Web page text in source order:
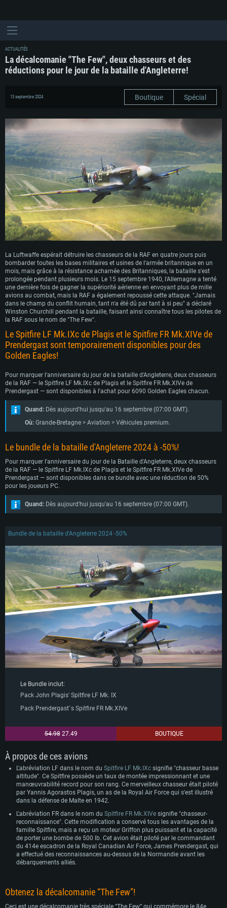
CONFIGURATION SYSTÈME REQUISE
Pour PC
Pour MAC
Pour Linux
Minimum
OS: Windows 10 (64 bit)
Carte graphique supportant DirectX 11: AMD Radeon 77XX / NVIDIA
GeForce GTX 660. La résolution minimale supportée par le jeu est de 720p
Minimum
OS: Mac OS Big Sur 11.0 ou plus récent
Mémoire: 6 GB
Carte graphique: Intel Iris Pro 5200 (Mac), ou analogue AMD/Nvidia. La
Minimum
OS: Les configurations Linux 64 bits les plus modernes
Carte graphique: NVIDIA 660 avec les derniers drivers (moins de 6 mois) /
de même pour AMD (La résolution minimale supportée par le jeu est de
ACTUALITÉS
La décalcomanie "The Few", deux chasseurs et des
réductions pour le jour de la bataille d'Angleterre!
13 septembre 2024 Boutique Spécial
La Luftwaffe espérait détruire les chasseurs de la RAF en quatre jours puis
bombarder toutes les bases militaires et usines de l'armée britannique en un
mois, mais grâce à la résistance acharnée des Britanniques, la bataille s'est
prolongée pendant plusieurs mois. Le 15 septembre 1940, l'Allemagne a tenté
une dernière fois de gagner la supériorité aérienne en envoyant plus de mille
avions au combat, mais la RAF a également repoussé cette attaque. "Jamais
dans le champ du conflit humain, tant n'a été dû par tant à si peu" a déclaré
Winston Churchill pendant la bataille, faisant ainsi connaître tous les pilotes de
la RAF sous le nom de "The Few".
Le Spitfire LF Mk.IXc de Plagis et le Spitfire FR Mk.XIVe de
Prendergast sont temporairement disponibles pour des
Golden Eagles!
Pour marquer l'anniversaire du jour de la bataille d'Angleterre, deux chasseurs
de la RAF — le Spitfire LF Mk.IXc de Plagis et le Spitfire FR Mk.XIVe de
Prendergast — sont disponibles à l'achat pour 6090 Golden Eagles chacun.
Quand: Dès aujourd'hui jusqu'au 16 septembre (07:00 GMT).
Où: Grande-Bretagne > Aviation > Véhicules premium.
Le bundle de la bataille d'Angleterre 2024 à -50%!
Pour marquer l'anniversaire du jour de la Bataille d'Angleterre, deux chasseurs
de la RAF — le Spitfire LF Mk.IXc de Plagis et le Spitfire FR Mk.XIVe de
Prendergast — sont disponibles dans ce bundle avec une réduction de 50%
pour les joueurs PC.
Quand: Dès aujourd'hui jusqu'au 16 septembre (07:00 GMT).
Bundle de la bataille d'Angleterre 2024 -50%
Le Bundle inclut:
Pack John Plagis' Spitfire LF Mk. IX
Pack Prendergast`s Spitfire FR Mk.XIVe
54.9827.49 BOUTIQUE
À propos de ces avions
L'abréviation LF dans le nom du Spitfire LF Mk.IXc signifie "chasseur basse
altitude". Ce Spitfire possède un taux de montée impressionnant et une
manœuvrabilité record pour son rang. Ce merveilleux chasseur était piloté
par Yannis Agorastos Plagis, un as de la Royal Air Force qui s'est illustré
dans la défense de Malte en 1942.
L'abréviation FR dans le nom du Spitfire FR Mk.XIVe signifie "chasseur-
reconnaissance". Cette modification a conservé tous les avantages de la
famille Spitfire, mais a reçu un moteur Griffon plus puissant et la capacité
de porter une bombe de 500 lb. Cet avion était piloté par le commandant
du 414e escadron de la Royal Canadian Air Force, James Prendergast, qui
a effectué des reconnaissances au-dessus de la Normandie avant les
débarquements alliés.
Obtenez la décalcomanie “The Few”!
Ceci est une décalcomanie très spéciale “The Few” qui commémore le 84e